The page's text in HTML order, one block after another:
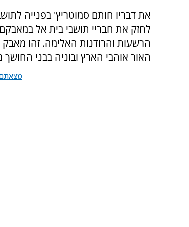
את דבריו חותם סמוטריץ' בפנייה
לחזק את חבריי תושבי בית אל
הרשעות והרודנות האלימה. זהו
האור אוהבי הארץ ובוניה בבני החושך
מצאתם